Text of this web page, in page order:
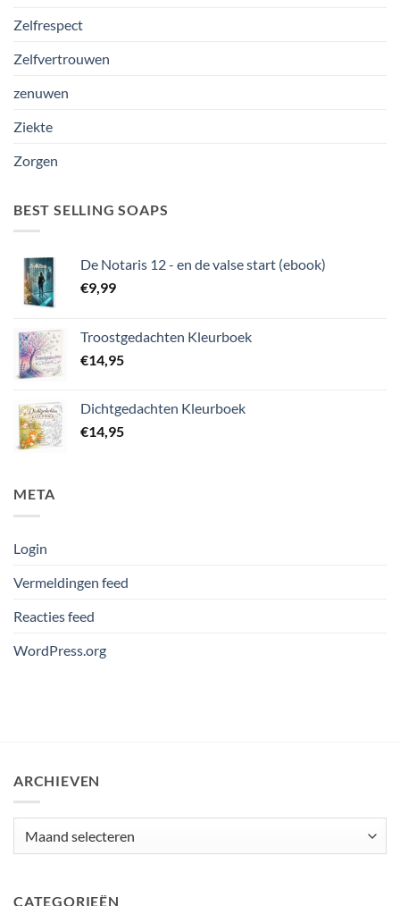
Zelfrespect
Zelfvertrouwen
zenuwen
Ziekte
Zorgen
BEST SELLING SOAPS
De Notaris 12 - en de valse start (ebook)
€9,99
Troostgedachten Kleurboek
€14,95
Dichtgedachten Kleurboek
€14,95
META
Login
Vermeldingen feed
Reacties feed
WordPress.org
ARCHIEVEN
CATEGORIEËN